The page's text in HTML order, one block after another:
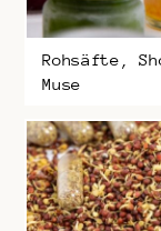
Rohsäfte,
Muse